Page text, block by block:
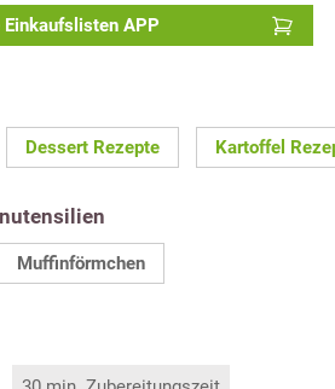
Einkaufslisten APP
Dessert Rezepte Kartoffel
Muffinförmchen